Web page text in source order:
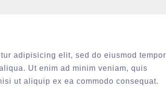
adipisicing elit, sed do eiusmod tempor
Ut enim ad minim veniam, quis
ut aliquip ex ea commodo consequat.